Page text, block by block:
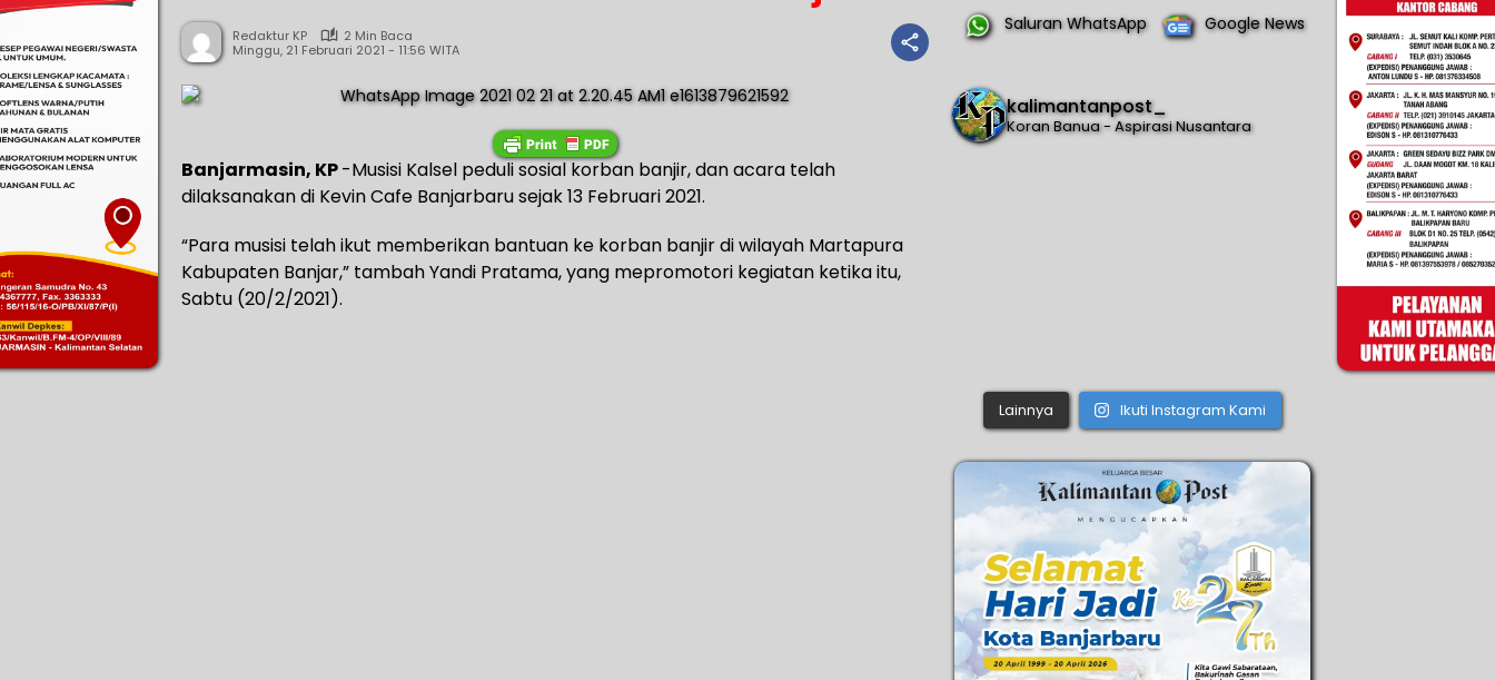
Redaktur KP
2 Min Baca
Minggu, 21 Februari 2021 - 11:56 WITA
Banjarmasin, KP-Musisi Kalsel peduli sosial korban banjir, dan acara telah
dilaksanakan di Kevin Cafe Banjarbaru sejak 13 Februari 2021.
“Para musisi telah ikut memberikan bantuan ke korban banjir di wilayah Martapura
Kabupaten Banjar,” tambah Yandi Pratama, yang mepromotori kegiatan ketika itu,
Sabtu (20/2/2021).
Saluran WhatsApp Google News
kalimantanpost_
Koran Banua - Aspirasi Nusantara
Lainnya Ikuti Instagram Kami